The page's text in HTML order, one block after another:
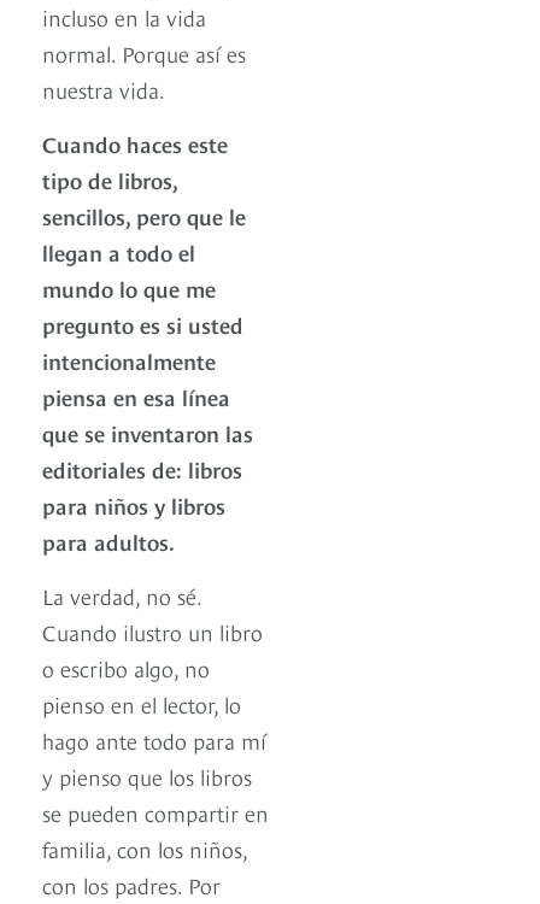
incluso en la vida
normal. Porque así es
nuestra vida.
Cuando haces este
tipo de libros,
sencillos, pero que le
llegan a todo el
mundo lo que me
pregunto es si usted
intencionalmente
piensa en esa línea
que se inventaron las
editoriales de: libros
para niños y libros
para adultos.
La verdad, no sé.
Cuando ilustro un libro
o escribo algo, no
pienso en el lector, lo
hago ante todo para mí
y pienso que los libros
se pueden compartir en
familia, con los niños,
con los padres. Por